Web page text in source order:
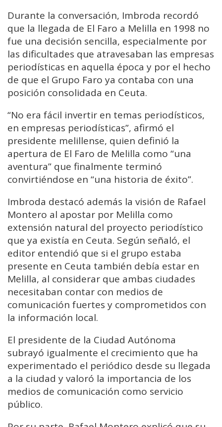
Durante la conversación, Imbroda recordó
que la llegada de El Faro a Melilla en 1998 no
fue una decisión sencilla, especialmente por
las dificultades que atravesaban las empresas
periodísticas en aquella época y por el hecho
de que el Grupo Faro ya contaba con una
posición consolidada en Ceuta.
“No era fácil invertir en temas periodísticos,
en empresas periodísticas”, afirmó el
presidente melillense, quien definió la
apertura de El Faro de Melilla como “una
aventura” que finalmente terminó
convirtiéndose en “una historia de éxito”.
Imbroda destacó además la visión de Rafael
Montero al apostar por Melilla como
extensión natural del proyecto periodístico
que ya existía en Ceuta. Según señaló, el
editor entendió que si el grupo estaba
presente en Ceuta también debía estar en
Melilla, al considerar que ambas ciudades
necesitaban contar con medios de
comunicación fuertes y comprometidos con
la información local.
El presidente de la Ciudad Autónoma
subrayó igualmente el crecimiento que ha
experimentado el periódico desde su llegada
a la ciudad y valoró la importancia de los
medios de comunicación como servicio
público.